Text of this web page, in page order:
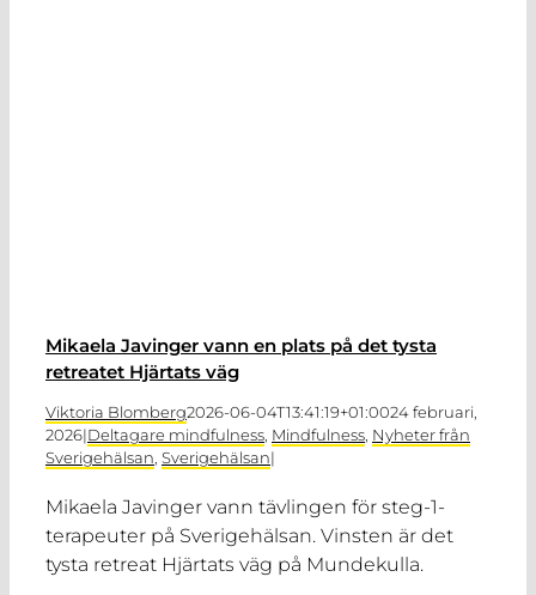
Mikaela Javinger vann en plats på det tysta
retreatet Hjärtats väg
Viktoria Blomberg2026-06-04T13:41:19+01:0024 februari,
2026|Deltagare mindfulness, Mindfulness, Nyheter från
Sverigehälsan, Sverigehälsan|
Mikaela Javinger vann tävlingen för steg-1-
terapeuter på Sverigehälsan. Vinsten är det
tysta retreat Hjärtats väg på Mundekulla.